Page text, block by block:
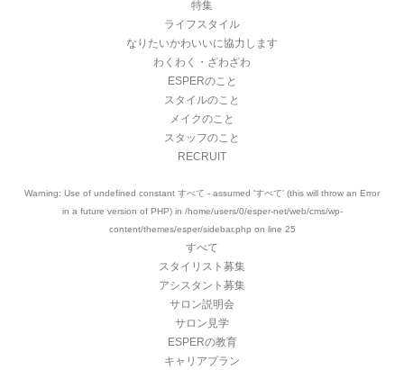
特集
ライフスタイル
なりたいかわいいに協力します
わくわく・ざわざわ
ESPERのこと
スタイルのこと
メイクのこと
スタッフのこと
RECRUIT
Warning: Use of undefined constant すべて - assumed 'すべて' (this will throw an Error
in a future version of PHP) in /home/users/0/esper-net/web/cms/wp-
content/themes/esper/sidebar.php on line 25
すべて
スタイリスト募集
アシスタント募集
サロン説明会
サロン見学
ESPERの教育
キャリアプラン